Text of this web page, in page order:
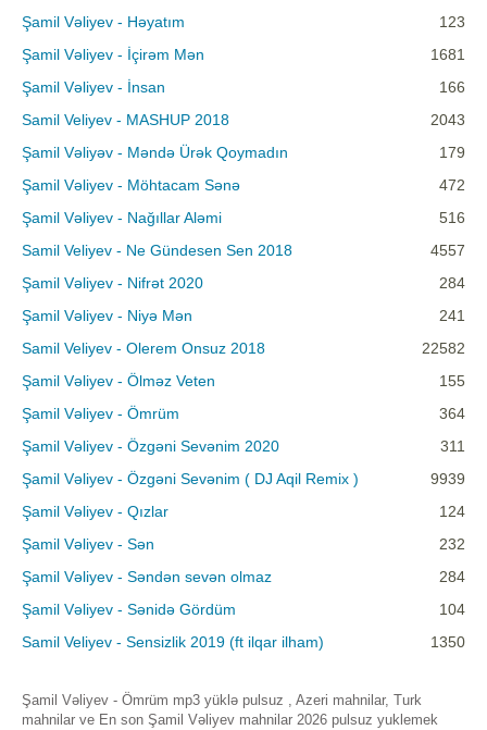
Şamil Vəliyev - Həyatım
123
Şamil Vəliyev - İçirəm Mən
1681
Şamil Vəliyev - İnsan
166
Samil Veliyev - MASHUP 2018
2043
Şamil Vəliyəv - Məndə Ürək Qoymadın
179
Şamil Vəliyev - Möhtacam Sənə
472
Şamil Vəliyev - Nağıllar Aləmi
516
Samil Veliyev - Ne Gündesen Sen 2018
4557
Şamil Vəliyev - Nifrət 2020
284
Şamil Vəliyev - Niyə Mən
241
Samil Veliyev - Olerem Onsuz 2018
22582
Şamil Vəliyev - Ölməz Veten
155
Şamil Vəliyev - Ömrüm
364
Şamil Vəliyev - Özgəni Sevənim 2020
311
Şamil Vəliyev - Özgəni Sevənim ( DJ Aqil Remix )
9939
Şamil Vəliyev - Qızlar
124
Şamil Vəliyev - Sən
232
Şamil Vəliyev - Səndən sevən olmaz
284
Şamil Vəliyev - Sənidə Gördüm
104
Samil Veliyev - Sensizlik 2019 (ft ilqar ilham)
1350
Şamil Vəliyev - Ömrüm mp3 yüklə pulsuz , Azeri mahnilar, Turk
mahnilar ve En son Şamil Vəliyev mahnilar 2026 pulsuz yuklemek